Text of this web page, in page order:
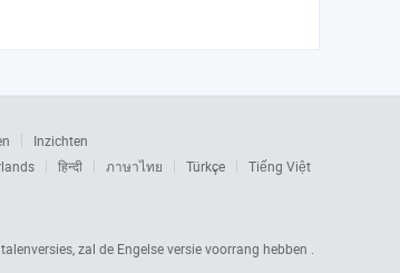
Inzichten
हिन्दी ภาษาไทย Türkçe
Tiếng Việt
zal de Engelse versie voorrang hebben .